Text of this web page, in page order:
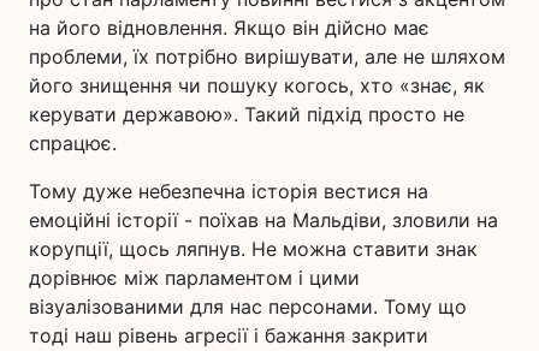
на його відновлення. Якщо він дійсно має
проблеми, їх потрібно вирішувати, але не шляхом
його знищення чи пошуку когось, хто «знає, як
керувати державою». Такий підхід просто не
спрацює.
Тому дуже небезпечна історія вестися на
емоційні історії - поїхав на Мальдіви, зловили на
корупції, щось ляпнув. Не можна ставити знак
дорівнює між парламентом і цими
візуалізованими для нас персонами. Тому що
тоді наш рівень агресії і бажання закрити